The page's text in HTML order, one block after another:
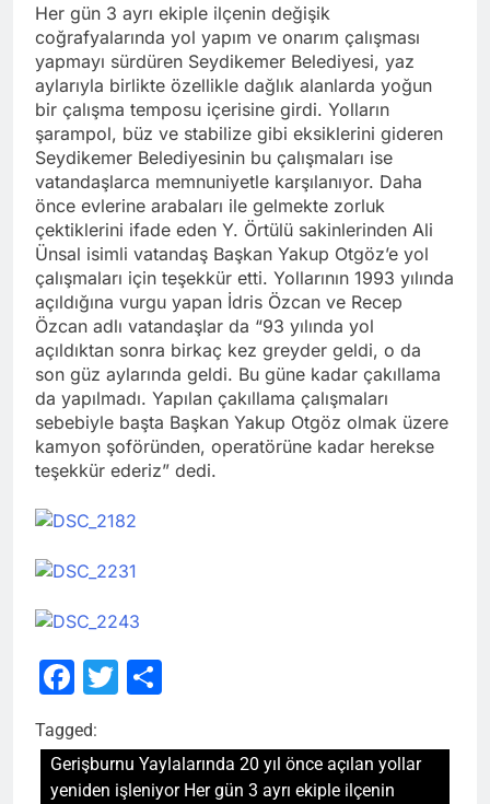
Her gün 3 ayrı ekiple ilçenin değişik
coğrafyalarında yol yapım ve onarım çalışması
yapmayı sürdüren Seydikemer Belediyesi, yaz
aylarıyla birlikte özellikle dağlık alanlarda yoğun
bir çalışma temposu içerisine girdi. Yolların
şarampol, büz ve stabilize gibi eksiklerini gideren
Seydikemer Belediyesinin bu çalışmaları ise
vatandaşlarca memnuniyetle karşılanıyor. Daha
önce evlerine arabaları ile gelmekte zorluk
çektiklerini ifade eden Y. Örtülü sakinlerinden Ali
Ünsal isimli vatandaş Başkan Yakup Otgöz’e yol
çalışmaları için teşekkür etti. Yollarının 1993 yılında
açıldığına vurgu yapan İdris Özcan ve Recep
Özcan adlı vatandaşlar da “93 yılında yol
açıldıktan sonra birkaç kez greyder geldi, o da
son güz aylarında geldi. Bu güne kadar çakıllama
da yapılmadı. Yapılan çakıllama çalışmaları
sebebiyle başta Başkan Yakup Otgöz olmak üzere
kamyon şoföründen, operatörüne kadar herekse
teşekkür ederiz” dedi.
Facebook
Twitter
Tagged:
Gerişburnu Yaylalarında 20 yıl önce açılan yollar
yeniden işleniyor Her gün 3 ayrı ekiple ilçenin